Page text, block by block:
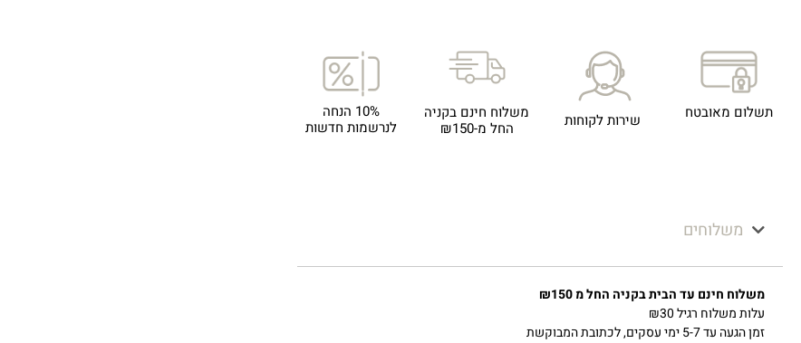
תשלום מאובטח שירות לקוחות
משלוח חינם בקניה
החל מ-₪150
10% הנחה
לנרשמות חדשות
משלוחים
משלוח חינם עד הבית בקניה החל מ ₪150
עלות משלוח רגיל ₪30
זמן הגעה עד 5-7 ימי עסקים, לכתובת המבוקשת